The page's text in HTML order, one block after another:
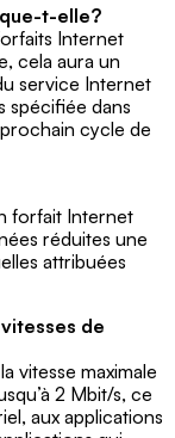
t-elle?
Internet
cela aura un
service Internet
spécifiée dans
cycle de
forfait Internet
réduites une
attribuées
de
vitesse maximale
2 Mbit/s, ce
aux applications